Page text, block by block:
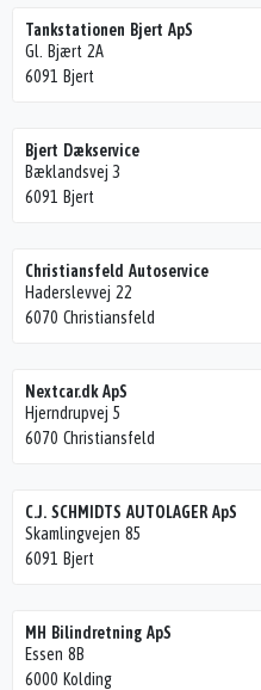
Tankstationen Bjert ApS
Gl. Bjært 2A
6091 Bjert
Bjert Dækservice
Bæklandsvej 3
6091 Bjert
Christiansfeld Autoservice
Haderslevvej 22
6070 Christiansfeld
Nextcar.dk ApS
Hjerndrupvej 5
6070 Christiansfeld
C.J. SCHMIDTS AUTOLAGER ApS
Skamlingvejen 85
6091 Bjert
MH Bilindretning ApS
Essen 8B
6000 Kolding